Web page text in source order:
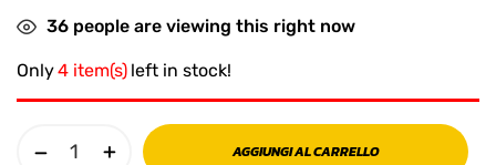
36 people are viewing this right now
Only4 item(s) left in stock!
AGGIUNGI AL CARRELLO